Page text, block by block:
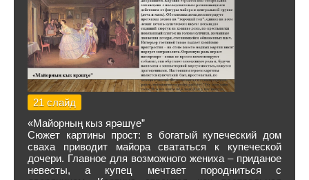
21 слайд
«Майорның кыз ярәшүе”
Сюжет картины прост: в богатый купеческий дом
сваха приводит майора свататься к купеческой
дочери. Главное для возможного жениха – приданое
невесты, а купец мечтает породниться с